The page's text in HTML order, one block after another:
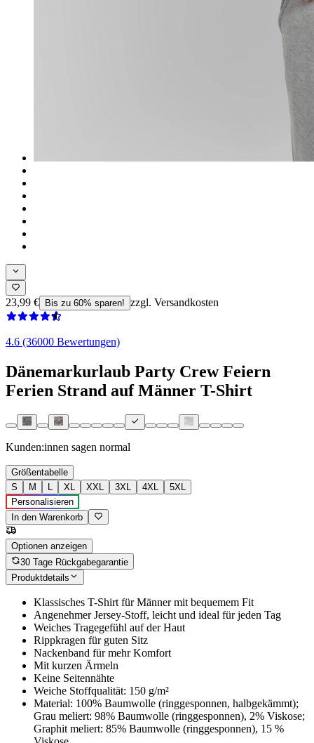
23,99 € Bis zu 60% sparen! zzgl. Versandkosten
4.6 (36000 Bewertungen)
Dänemarkurlaub Party Crew Feiern
Ferien Strand auf Männer T-Shirt
Kunden:innen sagen normal
Größentabelle
S
M L XL XXL 3XL 4XL
5XL
Personalisieren
In den Warenkorb
Optionen anzeigen
30 Tage Rückgabegarantie
Produktdetails
Klassisches T-Shirt für Männer mit bequemem Fit
Angenehmer Jersey-Stoff, leicht und ideal für jeden Tag
Weiches Tragegefühl auf der Haut
Rippkragen für guten Sitz
Nackenband für mehr Komfort
Mit kurzen Ärmeln
Keine Seitennähte
Weiche Stoffqualität: 150 g/m²
Material: 100% Baumwolle (ringgesponnen, halbgekämmt);
Grau meliert: 98% Baumwolle (ringgesponnen), 2% Viskose;
Graphit meliert: 85% Baumwolle (ringgesponnen), 15 %